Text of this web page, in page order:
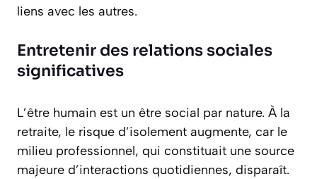
liens avec les autres.
Entretenir des relations sociales
significatives
L’être humain est un être social par nature. À la
retraite, le risque d’isolement augmente, car le
milieu professionnel, qui constituait une source
majeure d’interactions quotidiennes, disparaît.